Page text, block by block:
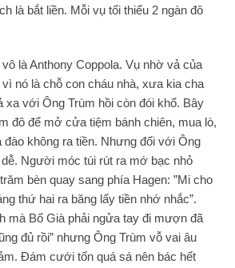
là bắt liền. Mỗi vụ tối thiểu 2 ngàn đô
là Anthony Coppola. Vụ nhờ vả của
nó là chỗ con cháu nhà, xưa kia cha
xa với Ông Trùm hồi còn đói khổ. Bây
đô để mở cửa tiệm bánh chiên, mua lò,
không ra tiền. Nhưng đối với Ông
Người móc túi rút ra mớ bạc nhỏ
bèn quay sang phía Hagen: ”Mi cho
thứ hai ra băng lấy tiền nhớ nhắc”.
mà Bố Già phải ngửa tay đi mượn đã
đủ rồi” nhưng Ông Trùm vỗ vai âu
Đám cưới tốn quá sá nên bác hết